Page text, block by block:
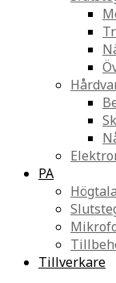
PA
Tillverkare